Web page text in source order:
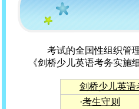
考试的全国性组织管理
《剑桥少儿英语考务实施
剑桥少儿英语
·考生守则